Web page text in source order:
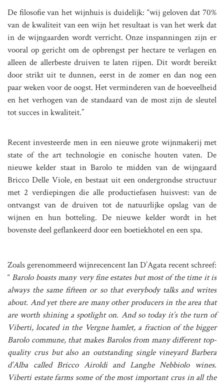
De filosofie van het wijnhuis is duidelijk: “wij geloven dat 70%
van de kwaliteit van een wijn het resultaat is van het werk dat
in de wijngaarden wordt verricht. Onze inspanningen zijn er
vooral op gericht om de opbrengst per hectare te verlagen en
alleen de allerbeste druiven te laten rijpen. Dit wordt bereikt
door strikt uit te dunnen, eerst in de zomer en dan nog een
paar weken voor de oogst. Het verminderen van de hoeveelheid
en het verhogen van de standaard van de most zijn de sleutel
tot succes in kwaliteit.”
Recent investeerde men in een nieuwe grote wijnmakerij met
state of the art technologie en conische houten vaten. De
nieuwe kelder staat in Barolo te midden van de wijngaard
Bricco Delle Viole, en bestaat uit een ondergrondse structuur
met 2 verdiepingen die alle productiefasen huisvest: van de
ontvangst van de druiven tot de natuurlijke opslag van de
wijnen en hun botteling. De nieuwe kelder wordt in het
bovenste deel geflankeerd door een boetiekhotel en een spa.
Zoals gerenommeerd wijnrecencent Ian D’Agata recent schreef:
“Barolo boasts many very fine estates but most of the time it is
always the same fifteen or so that everybody talks and writes
about. And yet there are many other producers in the area that
are worth shining a spotlight on. And so today it’s the turn of
Viberti, located in the Vergne hamlet, a fraction of the bigger
Barolo commune, that makes Barolos from many different top-
quality crus but also an outstanding single vineyard Barbera
d’Alba called Bricco Airoldi and Langhe Nebbiolo wines.
Viberti estate farms some of the most important crus in all the